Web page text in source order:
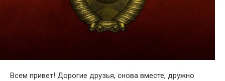
Всем привет! Дорогие друзья, снова вместе, дружно